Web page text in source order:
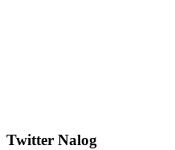
Twitter Nalog